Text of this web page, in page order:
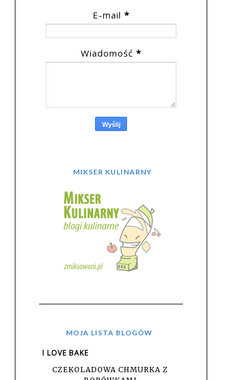
E-mail *
Wiadomość *
MIKSER KULINARNY
MOJA LISTA BLOGÓW
I LOVE BAKE
CZEKOLADOWA CHMURKA Z